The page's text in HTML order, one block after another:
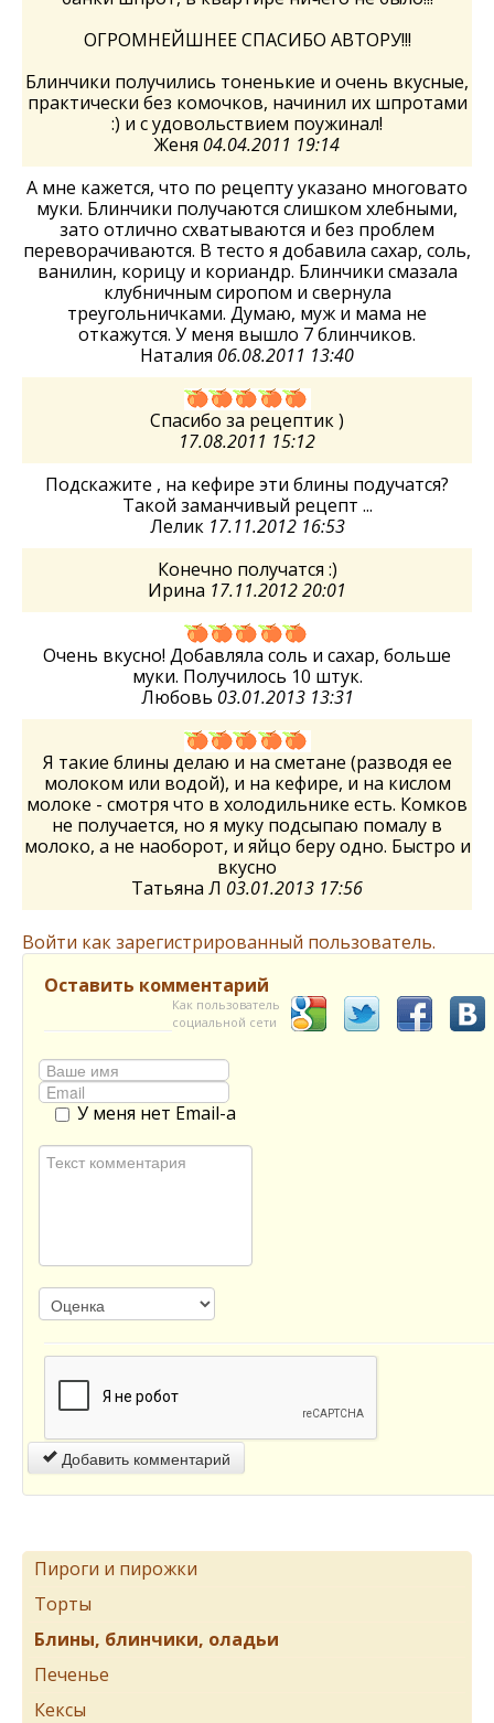
ОГРОМНЕЙШНЕЕ СПАСИБО АВТОРУ!!!
Блинчики получились тоненькие и очень вкусные,
практически без комочков, начинил их шпротами
:) и с удовольствием поужинал!
Женя 04.04.2011 19:14
А мне кажется, что по рецепту указано многовато
муки. Блинчики получаются слишком хлебными,
зато отлично схватываются и без проблем
переворачиваются. В тесто я добавила сахар, соль,
ванилин, корицу и кориандр. Блинчики смазала
клубничным сиропом и свернула
треугольничками. Думаю, муж и мама не
откажутся. У меня вышло 7 блинчиков.
Наталия 06.08.2011 13:40
Спасибо за рецептик )
17.08.2011 15:12
Подскажите , на кефире эти блины подучатся?
Такой заманчивый рецепт ...
Лелик 17.11.2012 16:53
Конечно получатся :)
Ирина 17.11.2012 20:01
Очень вкусно! Добавляла соль и сахар, больше
муки. Получилось 10 штук.
Любовь 03.01.2013 13:31
Я такие блины делаю и на сметане (разводя ее
молоком или водой), и на кефире, и на кислом
молоке - смотря что в холодильнике есть. Комков
не получается, но я муку подсыпаю помалу в
молоко, а не наоборот, и яйцо беру одно. Быстро и
вкусно
Татьяна Л 03.01.2013 17:56
Войти как зарегистрированный пользователь.
Оставить комментарий
Как пользователь
социальной сети
У меня нет Email-а
Добавить комментарий
Пироги и пирожки
Торты
Блины, блинчики, оладьи
Печенье
Кексы